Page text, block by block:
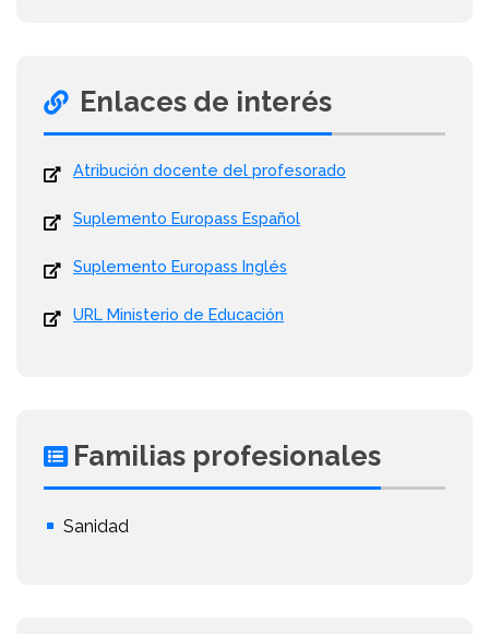
Enlaces de interés
Atribución docente del profesorado
Suplemento Europass Español
Suplemento Europass Inglés
URL Ministerio de Educación
Familias profesionales
Sanidad